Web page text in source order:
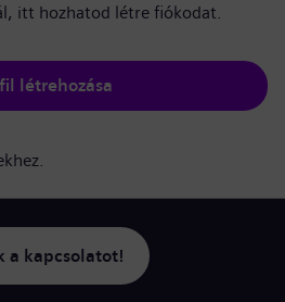
itt hozhatod létre fiókodat.
létrehozása
a kapcsolatot!